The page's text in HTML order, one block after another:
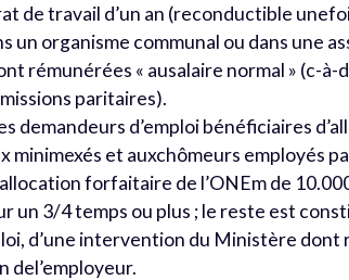
de travail d’un an (reconductible
un organisme communal ou dans une
rémunérées « ausalaire normal » (c-
paritaires).
demandeurs d’emploi bénéficiaires
minimexés et auxchômeurs employés
forfaitaire de l’ONEm de
un 3/4 temps ou plus ; le reste est
d’une intervention du Ministère
del’employeur.